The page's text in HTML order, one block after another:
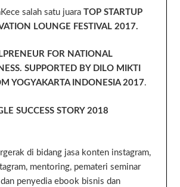
salah satu juaraTOP STARTUP
LOUNGE FESTIVAL 2017.
FOR NATIONAL
SUPPORTED BY DILO MIKTI
YOGYAKARTA INDONESIA 2017.
SUCCESS STORY 2018
di bidang jasa konten instagram,
mentoring, pemateri seminar
penyedia ebook bisnis dan